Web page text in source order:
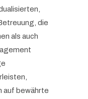
die
als auch
auf bewährte